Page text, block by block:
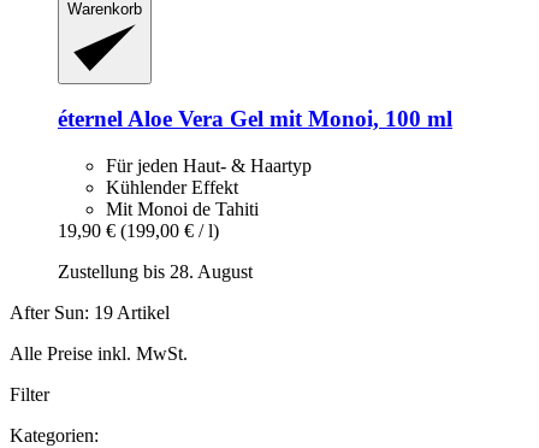
Warenkorb
éternelAloe Vera Gel mit Monoi, 100 ml
Für jeden Haut- & Haartyp
Kühlender Effekt
Mit Monoi de Tahiti
19,90 € (199,00 € / l)
Zustellung bis 28. August
After Sun: 19 Artikel
Alle Preise inkl. MwSt.
Filter
Kategorien: